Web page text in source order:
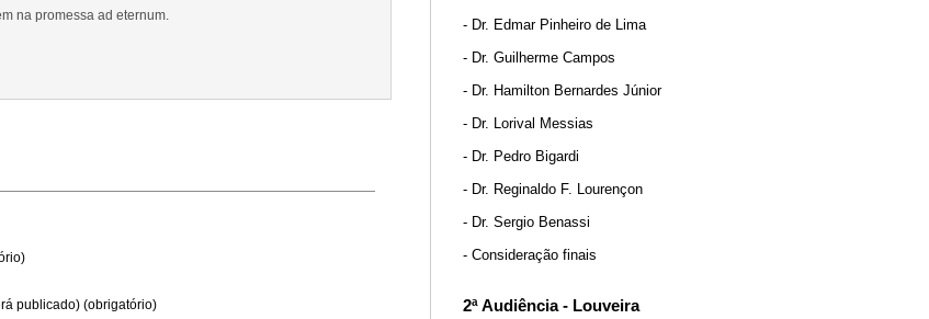
na promessa ad eternum.
publicado) (obrigatório)
- Dr. Edmar Pinheiro de Lima
- Dr. Guilherme Campos
- Dr. Hamilton Bernardes Júnior
- Dr. Lorival Messias
- Dr. Pedro Bigardi
- Dr. Reginaldo F. Lourençon
- Dr. Sergio Benassi
- Consideração finais
2ª Audiência - Louveira